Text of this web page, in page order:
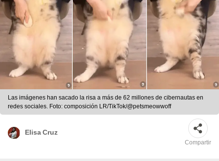
Las imágenes han sacado la risa a más de 62 millones de cibernautas en
redes sociales. Foto: composición LR/TikTok/@petsmeowwoff
Elisa Cruz
Compartir